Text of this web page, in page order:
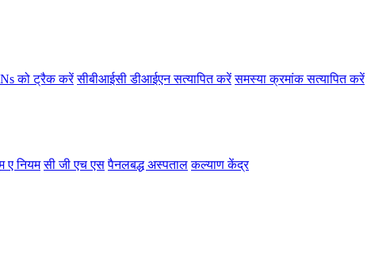
को ट्रैक करें सीबीआईसी डीआईएन सत्यापित करें समस्या क्रमांक सत्यापित करें
ए नियम सी जी एच एस पैनलबद्ध अस्पताल कल्याण केंद्र